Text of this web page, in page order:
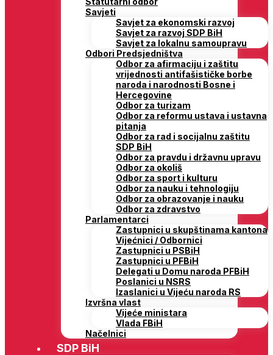
Savjeti
Savjet za ekonomski razvoj
Savjet za razvoj SDP BiH
Savjet za lokalnu samoupravu
Odbori Predsjedništva
Odbor za afirmaciju i zaštitu
vrijednosti antifašističke borbe
naroda i narodnosti Bosne i
Hercegovine
Odbor za turizam
Odbor za reformu ustava i ustavna
pitanja
Odbor za rad i socijalnu zaštitu
SDP BiH
Odbor za pravdu i državnu upravu
Odbor za okoliš
Odbor za sport i kulturu
Odbor za nauku i tehnologiju
Odbor za obrazovanje i nauku
Odbor za zdravstvo
Parlamentarci
Zastupnici u skupštinama kantona
Vijećnici / Odbornici
Zastupnici u PSBiH
Zastupnici u PFBiH
Delegati u Domu naroda PFBiH
Poslanici u NSRS
Izaslanici u Vijeću naroda RS
Izvršna vlast
Vijeće ministara
Vlada FBiH
Načelnici
SDP BiH